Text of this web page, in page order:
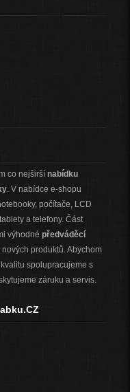
co nejširší nabídku
. V nabídce e-shopu
počítače, LCD
a telefony. Část
výhodné předváděcí
nových produktů. Abychom
spolupracujeme s
záruku a servis.